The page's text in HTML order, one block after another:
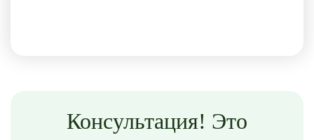
Консультация! Это